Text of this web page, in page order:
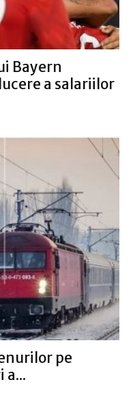
Bayern
a salariilor
pe
a...